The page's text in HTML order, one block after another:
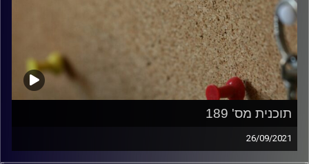
תוכנית מס' 189
26/09/2021
קלאסיקות רוק עם אורן הוף.